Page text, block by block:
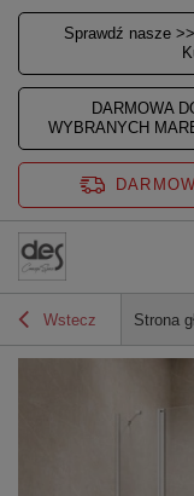
Sprawdź nasze >>
DARMOWA
WYBRANYCH
Wstecz Strona